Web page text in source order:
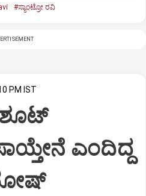
#ಸ್ಯಾಂಟ್ರೋ ರವಿ
PM IST
ಶೂಟ್‌
ಎಂದಿದ್ದ